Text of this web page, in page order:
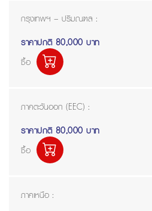
กรุงเทพฯ – ปริมณฑล :
ราคาปกติ 80,000 บาท
ซื้อ
ภาคตะวันออก (EEC) :
ราคาปกติ 80,000 บาท
ซื้อ
ภาคเหนือ :